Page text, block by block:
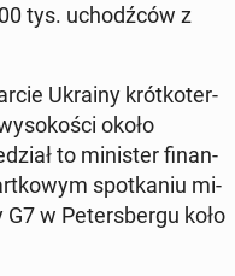
tys. uchodź­ców z
Ukrainy krót­ko­ter­
około
to mi­ni­ster fi­nan­
spo­tka­niu mi­
w Pe­ters­ber­gu koło